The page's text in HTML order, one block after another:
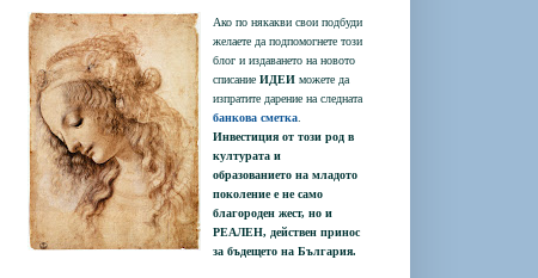
Ако по някакви свои подбуди
желаете да подпомогнете този
блог и издаването на новото
списание ИДЕИ можете да
изпратите дарение на следната
банкова сметка
Инвестиция от този род в
културата и
образованието на младото
поколение e не само
благороден жест, но и
РЕАЛЕН, действен принос
за бъдещето на България.